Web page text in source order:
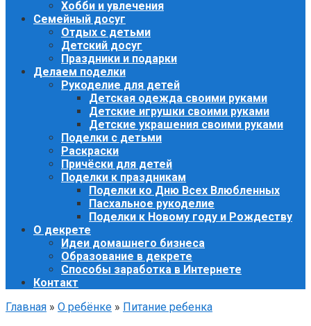
Хобби и увлечения
Семейный досуг
Отдых с детьми
Детский досуг
Праздники и подарки
Делаем поделки
Рукоделие для детей
Детская одежда своими руками
Детские игрушки своими руками
Детские украшения своими руками
Поделки с детьми
Раскраски
Причёски для детей
Поделки к праздникам
Поделки ко Дню Всех Влюбленных
Пасхальное рукоделие
Поделки к Новому году и Рождеству
О декрете
Идеи домашнего бизнеса
Образование в декрете
Способы заработка в Интернете
Контакт
Главная » О ребёнке » Питание ребенка